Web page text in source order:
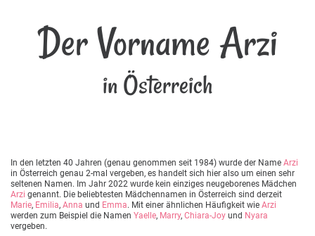
Der Vorname Arzi
in Österreich
In den letzten 40 Jahren (genau genommen seit 1984) wurde der Name Arzi
in Österreich genau 2-mal vergeben, es handelt sich hier also um einen sehr
seltenen Namen. Im Jahr 2022 wurde kein einziges neugeborenes Mädchen
Arzi genannt. Die beliebtesten Mädchennamen in Österreich sind derzeit
Marie, Emilia, Anna und Emma. Mit einer ähnlichen Häufigkeit wie Arzi
werden zum Beispiel die Namen Yaelle, Marry, Chiara-Joy und Nyara
vergeben.